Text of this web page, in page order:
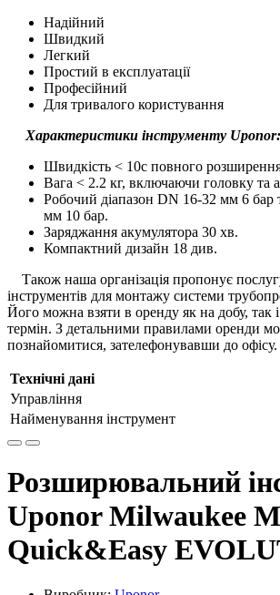
Надійний
Швидкий
Легкий
Простий в експлуатації
Професійний
Для тривалого користування
Характеристики інструменту Uponor:
Швидкість < 10с повного
Вага < 2.2 кг, включаючи головку та
Робочий діапазон DN 16-32 мм 6 бар
мм 10 бар.
Заряджання акумулятора 30 хв.
Компактний дизайн 18 див.
Також наша організація пропонує
інструментів для монтажу системи
Його можна взяти в оренду як на добу, так
термін. З детальними правилами оренди
познайомитися, зателефонувавши до офісу.
Технічні дані
Управління
Найменування інструмент
Розширювальний
Uponor Milwaukee
Quick&Easy